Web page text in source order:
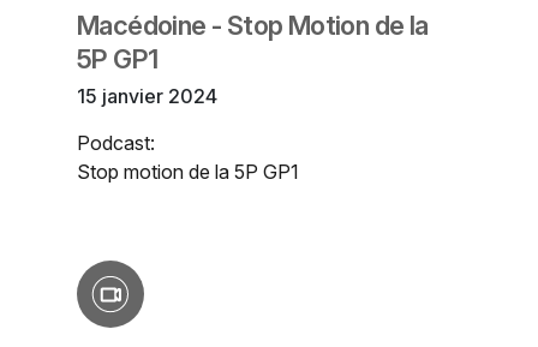
Macédoine - Stop Motion de la
5P GP1
15 janvier 2024
Podcast:
Stop motion de la 5P GP1